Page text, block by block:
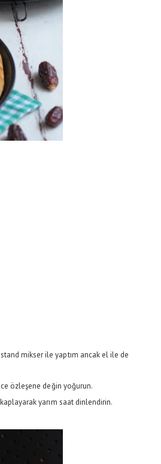
mikser ile yaptım ancak el ile de
özleşene değin yoğurun.
yarım saat dinlendirin.